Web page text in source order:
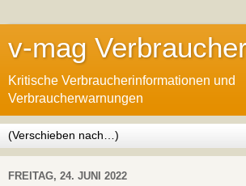
v-mag
Kritische Verbraucherinformationen und
Verbraucherwarnungen
FREITAG, 24. JUNI 2022